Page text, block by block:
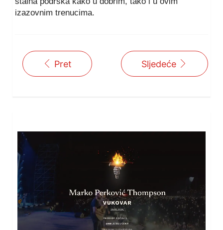
izazovnim trenucima.
Pret Sljedeće